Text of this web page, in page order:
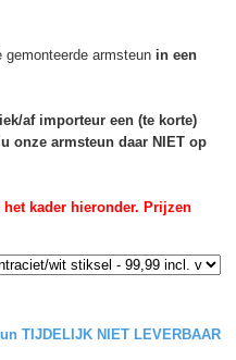
gemonteerde armsteun in een
af importeur een (te korte)
onze armsteun daar NIET op
kader hieronder. Prijzen
TIJDELIJK NIET LEVERBAAR